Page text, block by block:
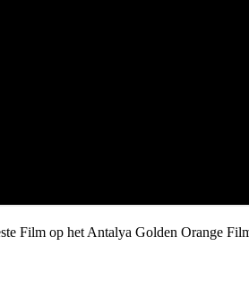
Film op het Antalya Golden Orange